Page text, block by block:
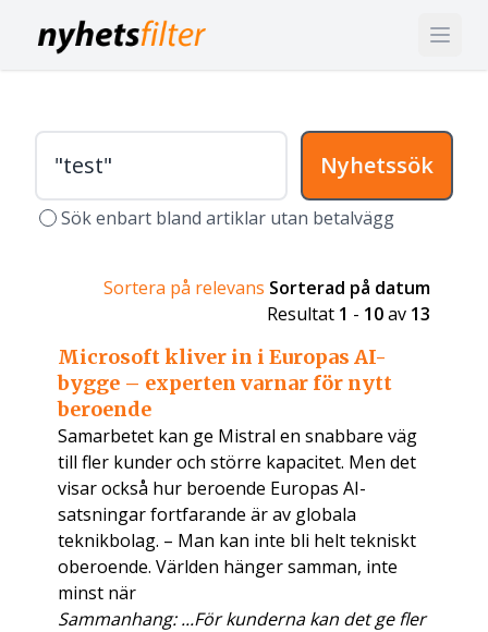
Nyhetssök
Sök enbart bland artiklar utan betalvägg
Sortera på relevans Sorterad på datum
Resultat 1 - 10av 13
Microsoft kliver in i Europas AI-
bygge – experten varnar för nytt
beroende
Samarbetet kan ge Mistral en snabbare väg
till fler kunder och större kapacitet. Men det
visar också hur beroende Europas AI-
satsningar fortfarande är av globala
teknikbolag. – Man kan inte bli helt tekniskt
oberoende. Världen hänger samman, inte
minst när
Sammanhang: ...För kunderna kan det ge fler